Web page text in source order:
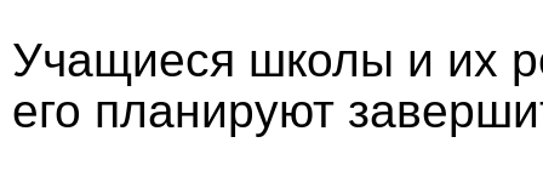
Учащиеся школы и их
его планируют